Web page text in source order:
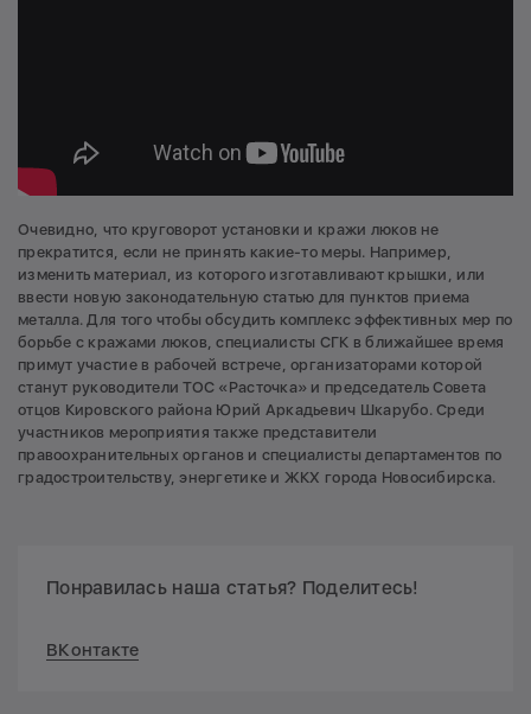
Очевидно, что круговорот установки и кражи люков не
прекратится, если не принять какие-то меры. Например,
изменить материал, из которого изготавливают крышки, или
ввести новую законодательную статью для пунктов приема
металла. Для того чтобы обсудить комплекс эффективных мер по
борьбе с кражами люков, специалисты СГК в ближайшее время
примут участие в рабочей встрече, организаторами которой
станут руководители ТОС «Расточка» и председатель Совета
отцов Кировского района Юрий Аркадьевич Шкарубо. Среди
участников мероприятия также представители
правоохранительных органов и специалисты департаментов по
градостроительству, энергетике и ЖКХ города Новосибирска.
Понравилась наша статья? Поделитесь!
ВКонтакте